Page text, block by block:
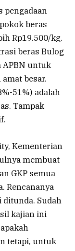
pengadaan
beras
Rp19.500/kg.
beras Bulog
APBN untuk
besar.
51%) adalah
Tampak
Kementerian
membuat
GKP semua
Rencananya
Sudah
kajian ini
tetapi, untuk